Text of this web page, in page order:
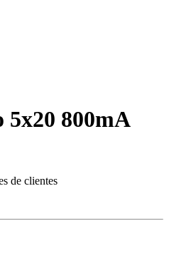
800mA
de clientes